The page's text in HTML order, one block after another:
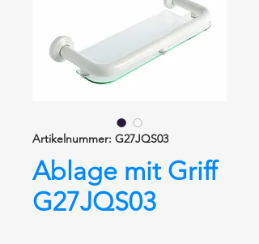
Artikelnummer: G27JQS03
Ablage mit Griff
G27JQS03